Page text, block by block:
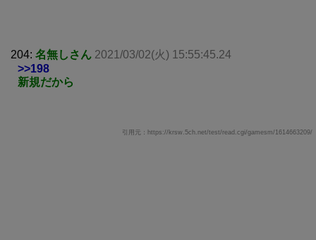
204: 名無しさん 2021/03/02(火) 15:55:45.24
>>198
新規だから
引用元：https://krsw.5ch.net/test/read.cgi/gamesm/1614663209/